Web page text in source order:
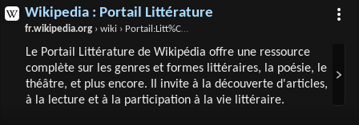
Wikipedia : Portail Littérature
fr.wikipedia.org › wiki › Portail:Litt%C3%A9rature
Le Portail Littérature de Wikipédia offre une ressource
complète sur les genres et formes littéraires, la poésie, le
théâtre, et plus encore. Il invite à la découverte d'articles,
à la lecture et à la participation à la vie littéraire.